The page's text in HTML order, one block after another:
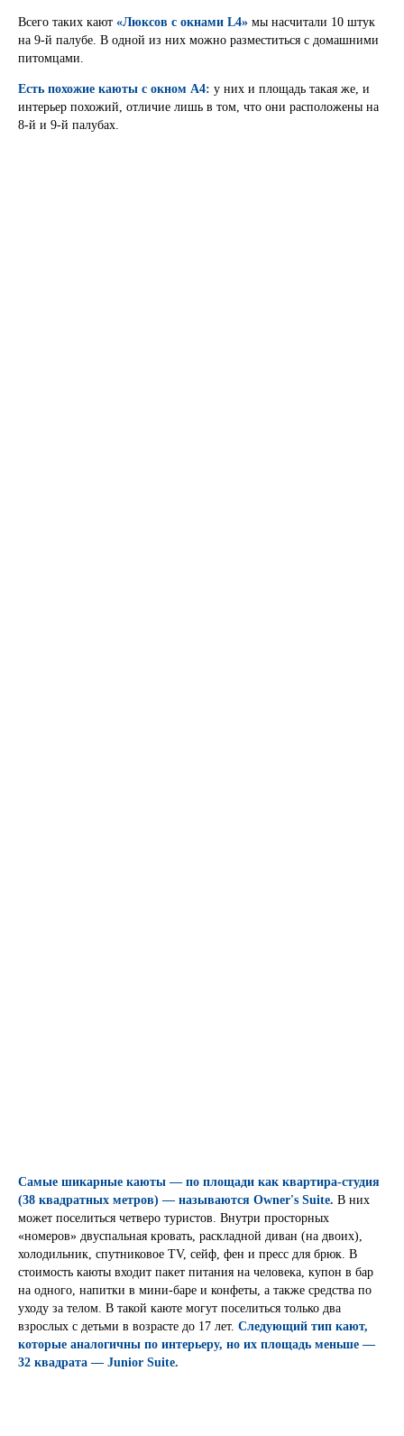
Всего таких кают «Люксов с окнами L4» мы насчитали 10 штук
на 9-й палубе. В одной из них можно разместиться с домашними
питомцами.
Есть похожие каюты с окном А4: у них и площадь такая же, и
интерьер похожий, отличие лишь в том, что они расположены на
8-й и 9-й палубах.
Самые шикарные каюты — по площади как квартира-студия
(38 квадратных метров) — называются Owner's Suite. В них
может поселиться четверо туристов. Внутри просторных
«номеров» двуспальная кровать, раскладной диван (на двоих),
холодильник, спутниковое TV, сейф, фен и пресс для брюк. В
стоимость каюты входит пакет питания на человека, купон в бар
на одного, напитки в мини-баре и конфеты, а также средства по
уходу за телом. В такой каюте могут поселиться только два
взрослых с детьми в возрасте до 17 лет. Следующий тип кают,
которые аналогичны по интерьеру, но их площадь меньше —
32 квадрата — Junior Suite.